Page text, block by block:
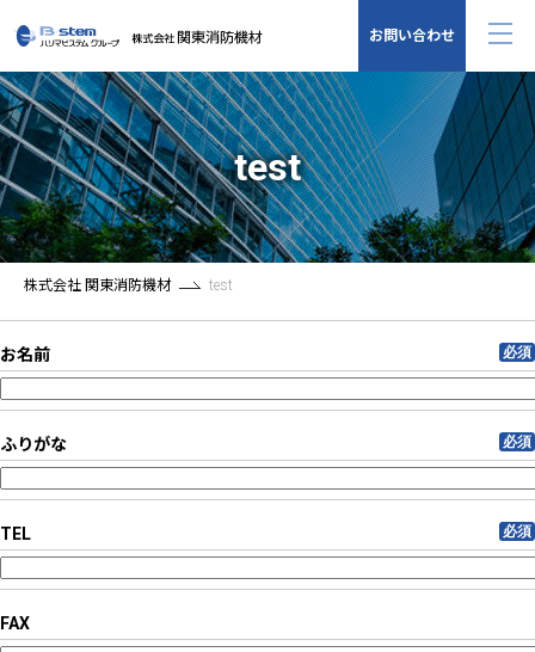
お問い合わせ
test
株式会社 関東消防機材 test
必須
お名前
必須
ふりがな
必須
TEL
FAX